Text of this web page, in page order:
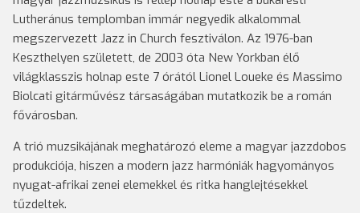
Lutheránus templomban immár negyedik alkalommal
megszervezett Jazz in Church fesztiválon. Az 1976-ban
Keszthelyen született, de 2003 óta New Yorkban élő
világklasszis holnap este 7 órától Lionel Loueke és Massimo
Biolcati gitárművész társaságában mutatkozik be a román
fővárosban.
A trió muzsikájának meghatározó eleme a magyar jazzdobos
produkciója, hiszen a modern jazz harmóniák hagyományos
nyugat-afrikai zenei elemekkel és ritka hanglejtésekkel
tűzdeltek.